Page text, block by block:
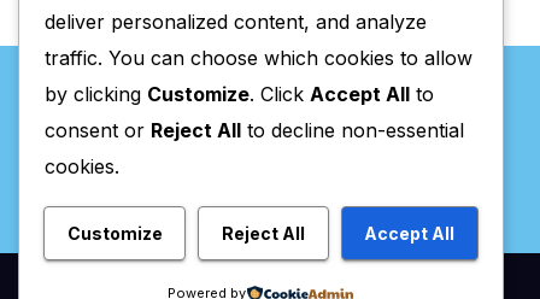
Valpaços Online
deliver personalized content, and analyze
traffic. You can choose which cookies to allow
by clicking Customize. Click Accept All to
consent or Reject All to decline non-essential
cookies.
Customize Reject All Accept All
Powered by